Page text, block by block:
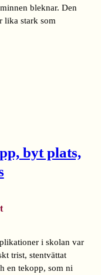
bleknar. Den
lika stark som
byt plats,
i skolan var
trist, stentvättat
en tekopp, som ni